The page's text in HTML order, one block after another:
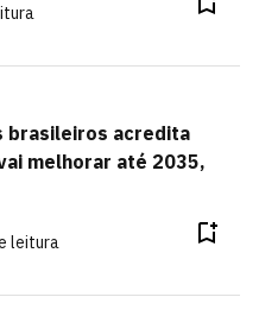
brasileiros acredita
melhorar até 2035,
leitura